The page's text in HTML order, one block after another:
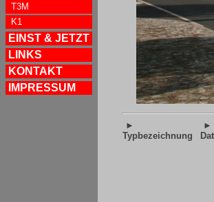
T3M
K1
EINST & JETZT
LINKS
KONTAKT
IMPRESSUM
►
Typbezeichnung
►